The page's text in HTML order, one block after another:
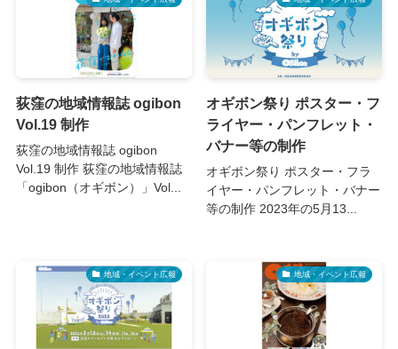
荻窪の地域情報誌 ogibon
Vol.19 制作
荻窪の地域情報誌 ogibon
Vol.19 制作 荻窪の地域情報誌
「ogibon（オギボン）」Vol...
オギボン祭り ポスター・フ
ライヤー・パンフレット・
バナー等の制作
オギボン祭り ポスター・フラ
イヤー・パンフレット・バナー
等の制作 2023年の5月13...
地域・イベント広報 地域・イベント広報